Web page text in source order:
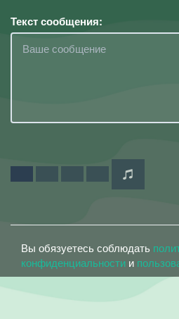
Текст сообщения:
Вы обязуетесь соблюдать
конфиденциальности и